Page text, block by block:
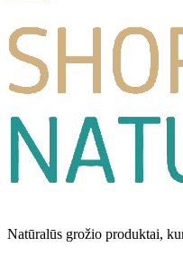
Natūralūs grožio produktai,